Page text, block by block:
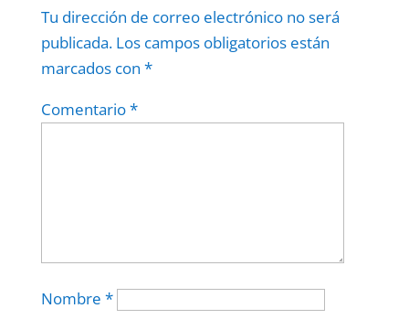
Tu dirección de correo electrónico no será
publicada. Los campos obligatorios están
marcados con *
Comentario*
Nombre *